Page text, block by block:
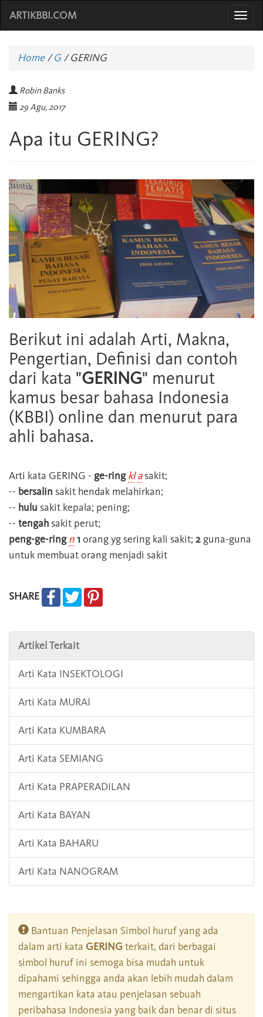
ARTIKBBI.COM
Home/G /GERING
Robin Banks
29 Agu, 2017
Apa itu GERING?
Berikut ini adalah Arti, Makna,
Pengertian, Definisi dan contoh
dari kata "GERING" menurut
kamus besar bahasa Indonesia
(KBBI) online dan menurut para
ahli bahasa.
Arti kata GERING - ge-ring kl asakit;
-- bersalin sakit hendak melahirkan;
-- hulu sakit kepala; pening;
-- tengah sakit perut;
peng-ge-ring n1 orang yg sering kali sakit; 2 guna-guna
untuk membuat orang menjadi sakit
SHARE
Artikel Terkait
Arti Kata INSEKTOLOGI
Arti Kata MURAI
Arti Kata KUMBARA
Arti Kata SEMIANG
Arti Kata PRAPERADILAN
Arti Kata BAYAN
Arti Kata BAHARU
Arti Kata NANOGRAM
Bantuan Penjelasan Simbol huruf yang ada
dalam arti kata GERING terkait, dari berbagai
simbol huruf ini semoga bisa mudah untuk
dipahami sehingga anda akan lebih mudah dalam
mengartikan kata atau penjelasan sebuah
peribahasa Indonesia yang baik dan benar di situs